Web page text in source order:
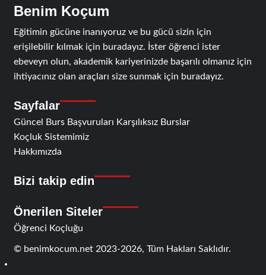
Benim Koçum
Eğitimin gücüne inanıyoruz ve bu gücü sizin için
erişilebilir kılmak için buradayız. İster öğrenci ister
ebeveyn olun, akademik kariyerinizde başarılı olmanız için
ihtiyacınız olan araçları size sunmak için buradayız.
Sayfalar
Güncel Burs Başvuruları Karşılıksız Burslar
Koçluk Sistemimiz
Hakkımızda
Bizi takip edin
Önerilen Siteler
Öğrenci Koçluğu
© benimkocum.net 2023-2026, Tüm Hakları Saklıdır.